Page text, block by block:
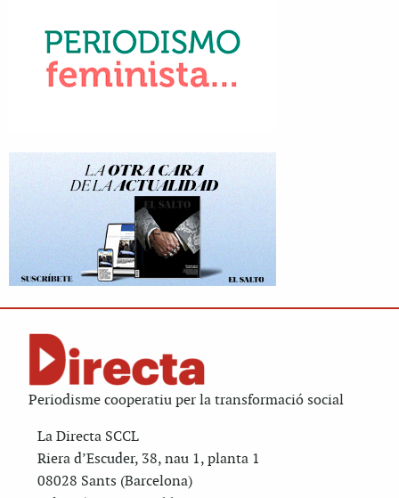
Periodisme cooperatiu per la transformació social
La Directa SCCL
Riera d’Escuder, 38, nau 1, planta 1
08028 Sants (Barcelona)